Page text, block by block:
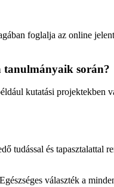
foglalja az online
tanulmányaik során?
kutatási
és
választék a